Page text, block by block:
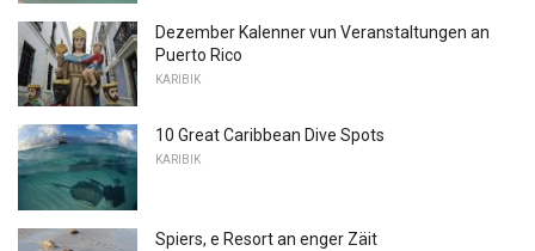
Dezember Kalenner vun Veranstaltungen an
Puerto Rico
KARIBIK
10 Great Caribbean Dive Spots
KARIBIK
Spiers, e Resort an enger Zäit